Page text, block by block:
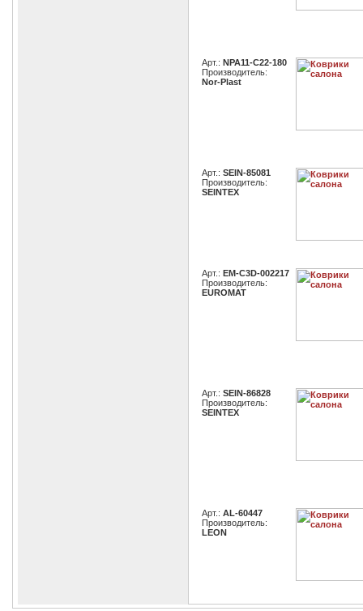
Арт.: NPA11-C22-180
Производитель:
Nor-Plast
Арт.: SEIN-85081
Производитель:
SEINTEX
Арт.: EM-C3D-002217
Производитель:
EUROMAT
Арт.: SEIN-86828
Производитель:
SEINTEX
Арт.: AL-60447
Производитель:
LEON